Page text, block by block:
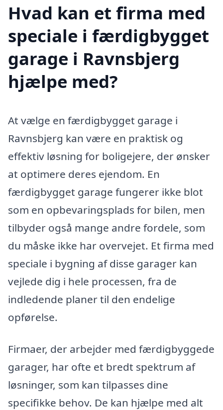
Hvad kan et firma med
speciale i færdigbygget
garage i Ravnsbjerg
hjælpe med?
At vælge en færdigbygget garage i
Ravnsbjerg kan være en praktisk og
effektiv løsning for boligejere, der ønsker
at optimere deres ejendom. En
færdigbygget garage fungerer ikke blot
som en opbevaringsplads for bilen, men
tilbyder også mange andre fordele, som
du måske ikke har overvejet. Et firma med
speciale i bygning af disse garager kan
vejlede dig i hele processen, fra de
indledende planer til den endelige
opførelse.
Firmaer, der arbejder med færdigbyggede
garager, har ofte et bredt spektrum af
løsninger, som kan tilpasses dine
specifikke behov. De kan hjælpe med alt